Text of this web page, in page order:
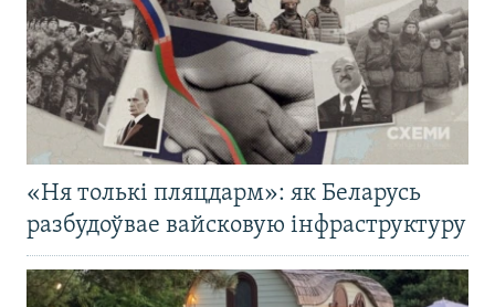
«Ня толькі пляцдарм»: як Беларусь
разбудоўвае вайсковую інфраструктуру